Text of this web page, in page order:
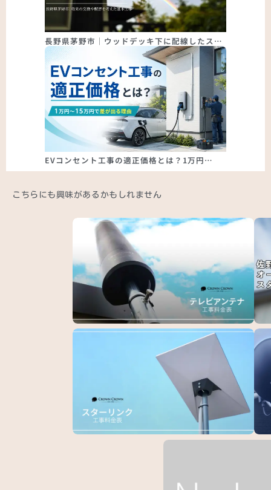
長野県茅野市｜ウッドデッキ下に配線したス…
EVコンセント工事の適正価格とは？1万円…
こちらにも興味があるかもしれません
アンテナ工事料金表
栃
事…
STARLINK（スターリンク）取り付け工事…
川